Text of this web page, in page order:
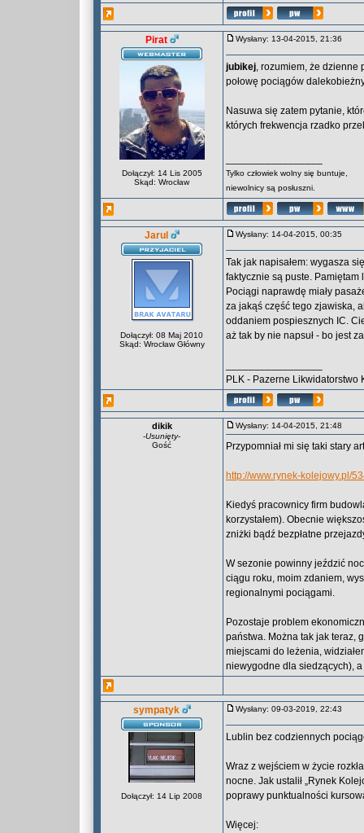
Pirat
Dołączył: 14 Lis 2005
Skąd: Wrocław
Wysłany: 13-04-2015, 21:36
jubikej, rozumiem, że dzienne
połowę pociągów
Nasuwa się zatem pytanie,
których frekwencja rzadko
Tylko człowiek wolny się buntuje,
niewolnicy są posłuszni.
Jarul
Dołączył: 08 Maj 2010
Skąd: Wrocław Główny
Wysłany: 14-04-2015, 00:35
Tak jak napisałem: wygasza
faktycznie są puste.
Pociągi naprawdę miały
za jakąś część tego zjawiska,
oddaniem pospiesznych IC.
aż tak by nie napsuł - bo jest
PLK - Pazerne Likwidatorstwo
dikik
-Usunięty-
Gość
Wysłany: 14-04-2015, 21:48
Przypomniał mi się taki stary
http://www.rynek-kolejowy.pl/
Kiedyś pracownicy firm
korzystałem). Obecnie
zniżki bądź bezpłatne
W sezonie powinny jeździć
ciągu roku, moim zdaniem,
regionalnymi pociągami.
Pozostaje problem
państwa. Można tak jak teraz,
miejscami do leżenia,
niewygodne dla siedzących),
sympatyk
Dołączył: 14 Lip 2008
Wysłany: 09-03-2019, 22:43
Lublin bez codziennych
Wraz z wejściem w życie
nocne. Jak ustalił „Rynek
poprawy punktualności
Więcej: